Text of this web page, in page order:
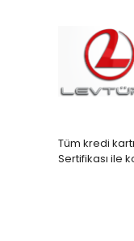
Tüm kredi
Sertifikası ile